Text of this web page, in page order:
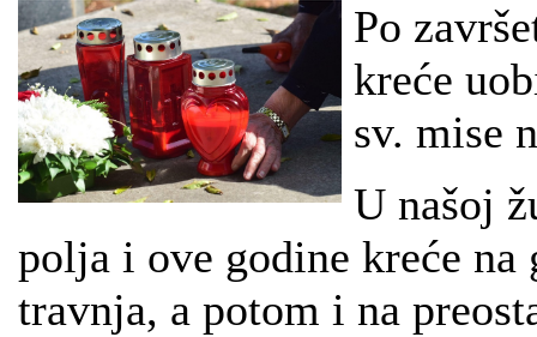
Po
kreće
sv. mise
U našoj
polja i ove godine kreće
travnja, a potom i na